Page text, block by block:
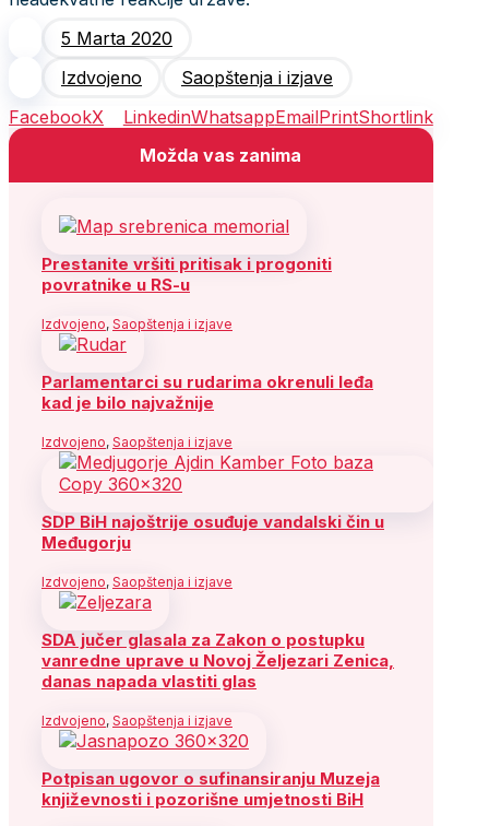
5 Marta 2020
Izdvojeno
Saopštenja i izjave
FacebookX LinkedinWhatsappEmailPrintShortlink
Možda vas zanima
Prestanite vršiti pritisak i progoniti
povratnike u RS-u
Izdvojeno, Saopštenja i izjave
Parlamentarci su rudarima okrenuli leđa
kad je bilo najvažnije
Izdvojeno, Saopštenja i izjave
SDP BiH najoštrije osuđuje vandalski čin u
Međugorju
Izdvojeno, Saopštenja i izjave
SDA jučer glasala za Zakon o postupku
vanredne uprave u Novoj Željezari Zenica,
danas napada vlastiti glas
Izdvojeno, Saopštenja i izjave
Potpisan ugovor o sufinansiranju Muzeja
književnosti i pozorišne umjetnosti BiH